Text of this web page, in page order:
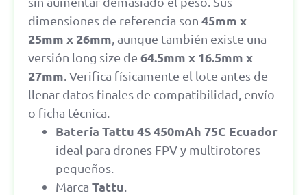
dimensiones de referencia son 45mm x
25mm x 26mm , aunque también existe una
versión long size de 64.5mm x 16.5mm x
27mm . Verifica físicamente el lote antes de
llenar datos finales de compatibilidad, envío
o ficha técnica.
Batería Tattu 4S 450mAh 75C Ecuador
ideal para drones FPV y multirotores
pequeños.
Marca Tattu